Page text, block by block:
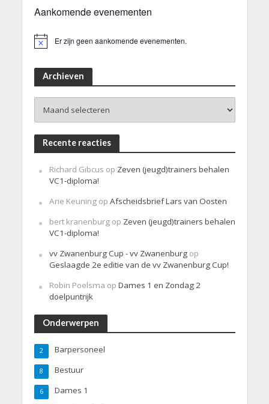
Aankomende evenementen
Er zijn geen aankomende evenementen.
Archieven
Recente reacties
Richard Gibcus op Zeven (jeugd)trainers behalen
VC1-diploma!
Arie Keuningop Afscheidsbrief Lars van Oosten
bert kranenburgop Zeven (jeugd)trainers behalen
VC1-diploma!
vv Zwanenburg Cup - vv Zwanenburgop
Geslaagde 2e editie van de vv Zwanenburg Cup!
Robin Poelsma op Dames 1 en Zondag 2
doelpuntrijk
Onderwerpen
Barpersoneel
2
Bestuur
8
Dames 1
6